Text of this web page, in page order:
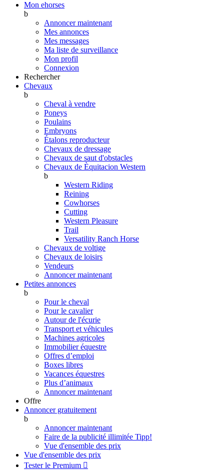
Mon ehorses
b
Annoncer maintenant
Mes annonces
Mes messages
Ma liste de surveillance
Mon profil
Connexion
Rechercher
Chevaux
b
Cheval à vendre
Poneys
Poulains
Embryons
Étalons reproducteur
Chevaux de dressage
Chevaux de saut d'obstacles
Chevaux de Èquitacion Western
b
Western Riding
Reining
Cowhorses
Cutting
Western Pleasure
Trail
Versatility Ranch Horse
Chevaux de voltige
Chevaux de loisirs
Vendeurs
Annoncer maintenant
Petites annonces
b
Pour le cheval
Pour le cavalier
Autour de l'écurie
Transport et véhicules
Machines agricoles
Immobilier équestre
Offres d’emploi
Boxes libres
Vacances équestres
Plus d’animaux
Annoncer maintenant
Offre
Annoncer gratuitement
b
Annoncer maintenant
Faire de la publicité illimitée Tipp!
Vue d'ensemble des prix
Vue d'ensemble des prix
Tester le Premium 